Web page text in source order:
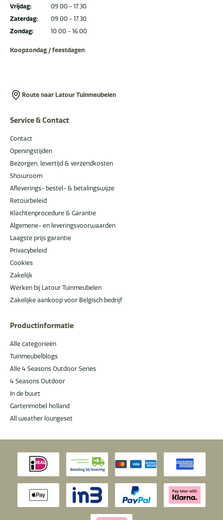
Vrijdag:
Zaterdag:
Zondag:
09.00 - 17.30
09.00 - 17.30
10.00 - 16.00
Koopzondag / feestdagen
Route naar Latour Tuinmeubelen
Service & Contact
Contact
Openingstijden
Bezorgen, levertijd & verzendkosten
Showroom
Afleverings- bestel- & betalingswijze
Retourbeleid
Klachtenprocedure & Garantie
Algemene- en leveringsvoorwaarden
Laagste prijs garantie
Privacybeleid
Cookies
Zakelijk
Werken bij Latour Tuinmeubelen
Zakelijke aankoop voor Belgisch bedrijf
Productinformatie
Alle categorieën
Tuinmeubelblogs
Alle 4 Seasons Outdoor Series
4 Seasons Outdoor
In de buurt
Gartenmöbel holland
All weather loungeset